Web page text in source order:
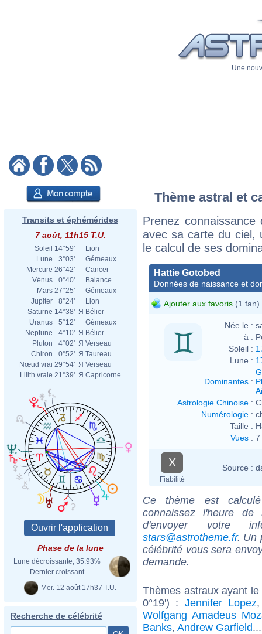
Une
Transits et éphémérides
7 août, 11h15 T.U.
Soleil 14°59'
Lion
Lune
3°03'
Gémeaux
Mercure 26°42'
Cancer
Vénus
0°40'
Balance
Mars 27°25'
Gémeaux
Jupiter
8°24'
Lion
Saturne 14°38' Я Bélier
Uranus
5°12'
Gémeaux
Neptune
4°10' Я Bélier
Pluton
4°02' Я Verseau
Chiron
0°52' Я Taureau
Nœud vrai 29°54' Я Verseau
Lilith vraie 21°39' Я Capricorne
Phase de la lune
Lune décroissante, 35.93%
Dernier croissant
Mer. 12 août 17h37 T.U.
Recherche de célébrité
Thème astral et
Prenez
avec sa carte du ciel,
le calcul de ses
Hattie Gotobed
Données de naissance et
Ajouter aux favoris (1 fan)
Née le :
à :
Soleil :
Lune :
Dominantes :
Astrologie Chinoise :
Numérologie :
Taille :
Vues : 7
X
Fiabilité
Source :
Ce thème est
connaissez l'heure de
d'envoyer votre
stars@astrotheme.fr. Un
célébrité vous sera
demande.
Thèmes astraux ayant
0°19') : Jennifer Lopez
Wolfgang Amadeus
Banks, Andrew Garfield